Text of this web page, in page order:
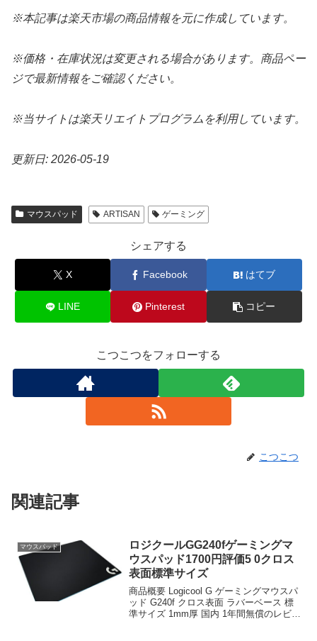
※本記事は楽天市場の商品情報を元に作成しています。
※価格・在庫状況は変更される場合があります。商品ペー
ジで最新情報をご確認ください。
※当サイトは楽天リエイトプログラムを利用しています。
更新日: 2026-05-19
マウスパッド ARTISAN ゲーミング
シェアする
X Facebook はてブ
LINE Pinterest コピー
こつこつをフォローする
こつこつ
関連記事
マウスパッド
ロジクールGG240fゲーミングマ
ウスパッド1700円評価5 0クロス
表面標準サイズ
商品概要 Logicool G ゲーミングマウスパ
ッド G240f クロス表面 ラバーベース 標
準サイズ 1mm厚 国内 1年間無償のレビュ